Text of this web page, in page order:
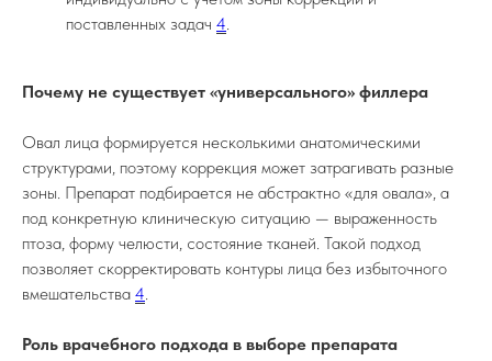
поставленных задач 4.
Почему не существует «универсального» филлера
Овал лица формируется несколькими анатомическими
структурами, поэтому коррекция может затрагивать разные
зоны. Препарат подбирается не абстрактно «для овала», а
под конкретную клиническую ситуацию — выраженность
птоза, форму челюсти, состояние тканей. Такой подход
позволяет скорректировать контуры лица без избыточного
вмешательства 4.
Роль врачебного подхода в выборе препарата